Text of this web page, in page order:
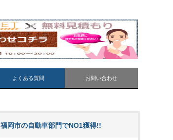
よくある質問 お問い合わせ
福岡市の自動車部門でNO1獲得!!